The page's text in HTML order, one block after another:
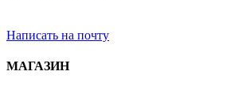
Написать на почту
МАГАЗИН